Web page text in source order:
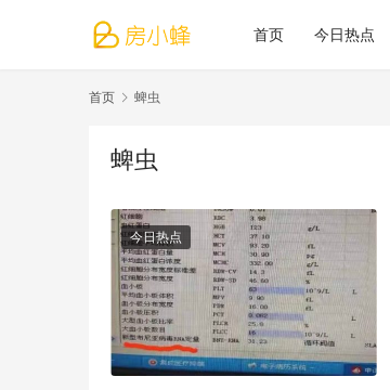
首页 今日热点
首页 蜱虫
蜱虫
今日热点